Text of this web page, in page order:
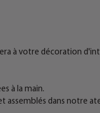
à votre décoration
à la main.
assemblés dans notre